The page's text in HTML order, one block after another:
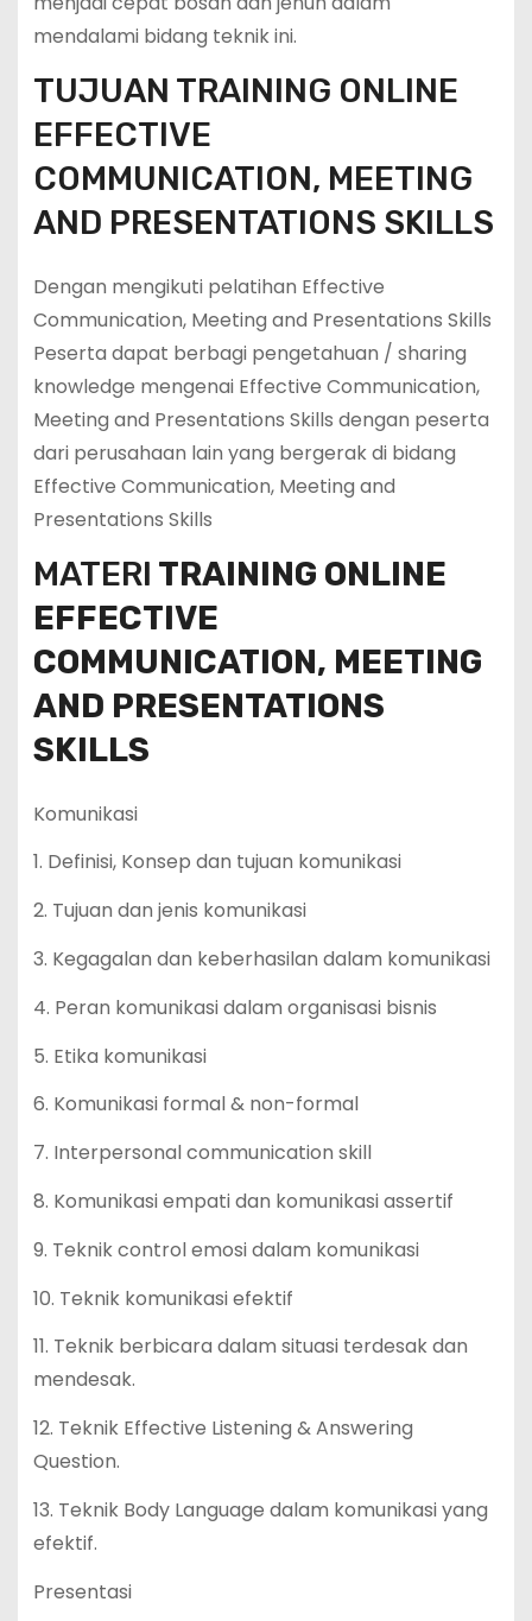
mendalami bidang teknik ini.
TUJUAN TRAINING ONLINE
EFFECTIVE
COMMUNICATION, MEETING
AND PRESENTATIONS SKILLS
Dengan mengikuti pelatihan Effective
Communication, Meeting and Presentations Skills
Peserta dapat berbagi pengetahuan / sharing
knowledge mengenai Effective Communication,
Meeting and Presentations Skills dengan peserta
dari perusahaan lain yang bergerak di bidang
Effective Communication, Meeting and
Presentations Skills
MATERI TRAINING ONLINE
EFFECTIVE
COMMUNICATION, MEETING
AND PRESENTATIONS
SKILLS
Komunikasi
1. Definisi, Konsep dan tujuan komunikasi
2. Tujuan dan jenis komunikasi
3. Kegagalan dan keberhasilan dalam komunikasi
4. Peran komunikasi dalam organisasi bisnis
5. Etika komunikasi
6. Komunikasi formal & non-formal
7. Interpersonal communication skill
8. Komunikasi empati dan komunikasi assertif
9. Teknik control emosi dalam komunikasi
10. Teknik komunikasi efektif
11. Teknik berbicara dalam situasi terdesak dan
mendesak.
12. Teknik Effective Listening & Answering
Question.
13. Teknik Body Language dalam komunikasi yang
efektif.
Presentasi